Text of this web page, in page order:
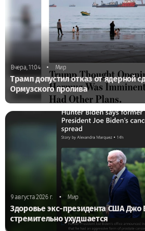
Вчера, 11:04 • Мир
Трамп допустил отказ от ядерной
Ормузского пролива
9 августа 2026 г. • Мир
Здоровье экс-президента США Джо
стремительно ухудшается